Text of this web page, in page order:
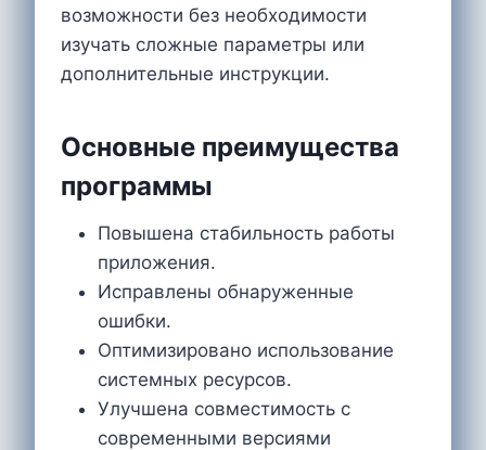
возможности без необходимости
изучать сложные параметры или
дополнительные инструкции.
Основные преимущества
программы
Повышена стабильность работы
приложения.
Исправлены обнаруженные
ошибки.
Оптимизировано использование
системных ресурсов.
Улучшена совместимость с
современными версиями